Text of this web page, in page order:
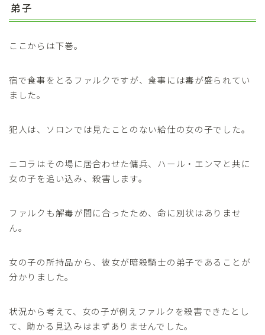
弟子
ここからは下巻。
宿で食事をとるファルクですが、食事には毒が盛られてい
ました。
犯人は、ソロンでは見たことのない給仕の女の子でした。
ニコラはその場に居合わせた傭兵、ハール・エンマと共に
女の子を追い込み、殺害します。
ファルクも解毒が間に合ったため、命に別状はありませ
ん。
女の子の所持品から、彼女が暗殺騎士の弟子であることが
分かりました。
状況から考えて、女の子が例えファルクを殺害できたとし
て、助かる見込みはまずありませんでした。